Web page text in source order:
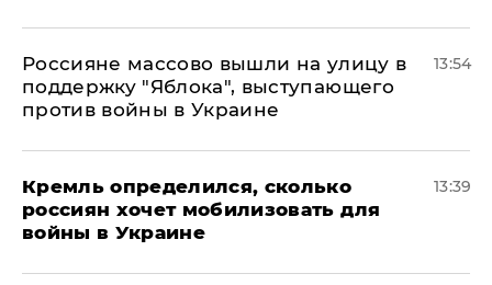
Россияне массово вышли на улицу в
поддержку "Яблока", выступающего
против войны в Украине
13:54
Кремль определился, сколько
россиян хочет мобилизовать для
войны в Украине
13:39